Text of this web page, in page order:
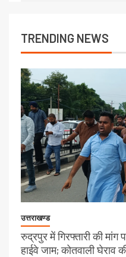
TRENDING NEWS
उत्तराखण्ड
रुद्रपुर में गिरफ्तारी की मांग
हाईवे जाम; कोतवाली घेराव